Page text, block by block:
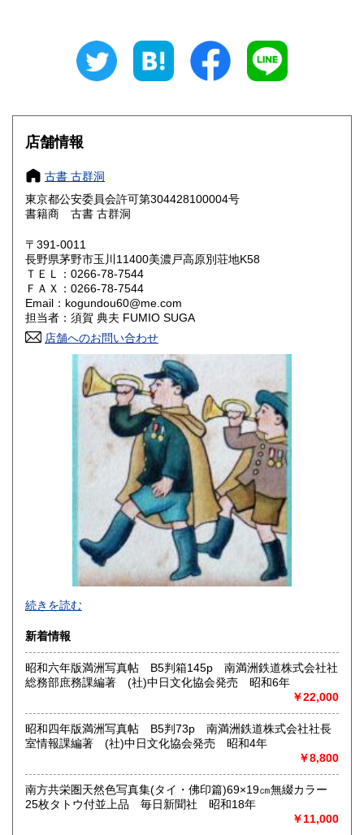
210円 長野県
大阪府 210円 兵庫県
鳥取県 210円 島根県
岡山県 210円
山口県 210円
210円
210円 福岡県
210円 長崎県
210円 大分県
210円 鹿児島県
店舗情報
古書 古群洞
東京都公安委員会許可第304428100004号
書籍商 古書 古群洞
〒391-0011
長野県茅野市玉川11400美濃戸高原別荘地K58
ＴＥＬ：0266-78-7544
ＦＡＸ：0266-78-7544
Email：kogundou60@me.com
担当者：須賀 典夫 FUMIO SUGA
店舗へのお問い合わせ
2026年で創業45年目になります。
沿線名：(無店舗)
最寄駅：(無店舗)
営業時間：10:00〜18:00
書籍の買取について
取り扱い分野
古典籍、近代文献、趣味、サブカルチャー、古書一般（その
続きを読む
新着情報
昭和六年版満洲写真帖 B5判箱145p 南満洲鉄道株式会社社
総務部庶務課編著 (社)中日文化協会発売 昭和6年
￥22,000
昭和四年版満洲写真帖 B5判73p 南満洲鉄道株式会社社長
室情報課編著 (社)中日文化協会発売 昭和4年
￥8,800
南方共栄圏天然色写真集(タイ・佛印篇)69×19㎝無綴カラー
25枚タトウ付並上品 毎日新聞社 昭和18年
￥11,000